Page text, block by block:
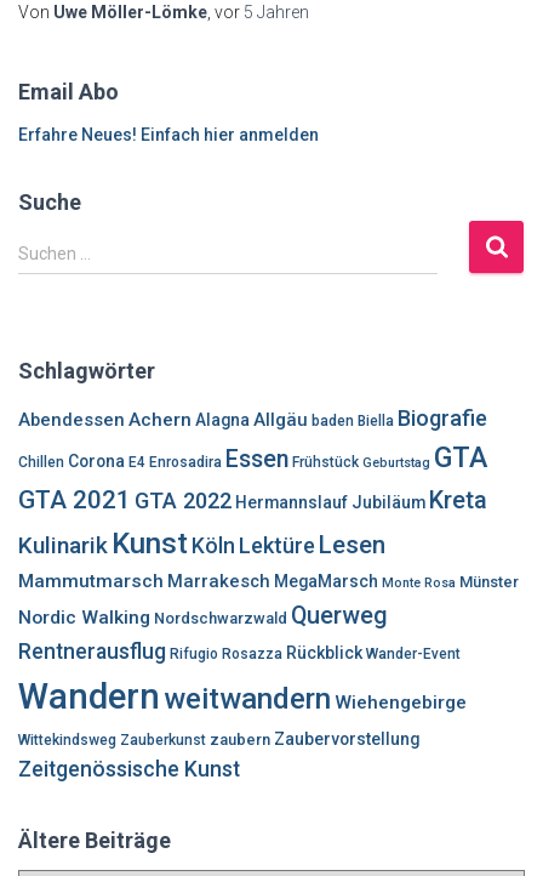
Von Uwe Möller-Lömke , vor 5 Jahren
Email Abo
Erfahre Neues! Einfach hier anmelden
Suche
S
u
n
a
c
:
Suchen …
Schlagwörter
Abendessen Achern Alagna Allgäu baden Biella Biografie
Chillen Corona E4 Enrosadira Essen Frühstück Geburtstag GTA
GTA 2021 GTA 2022 Hermannslauf Jubiläum Kreta
Kulinarik Kunst Köln LektüreLesen
Mammutmarsch Marrakesch MegaMarsch Monte Rosa Münster
Nordic Walking Nordschwarzwald Querweg
Rentnerausflug Rifugio Rosazza Rückblick Wander-Event
Wandern weitwandern Wiehengebirge
Wittekindsweg Zauberkunst zaubern Zaubervorstellung
Zeitgenössische Kunst
Ältere Beiträge